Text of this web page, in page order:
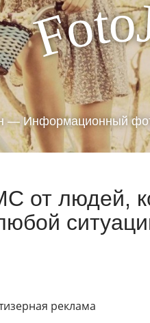
Foto
— Информационный
от людей,
реклама